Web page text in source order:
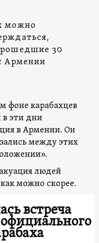
можно
30
Армении
фоне карабахцев
в эти дни
в Армении. Он
между этих
людей
можно скорее.
встреча